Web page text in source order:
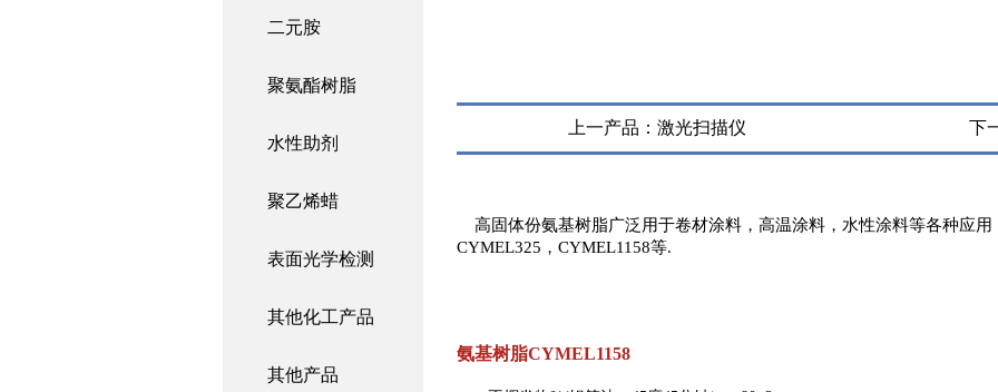
二元胺
聚氨酯树脂
水性助剂
聚乙烯蜡
表面光学检测
其他化工产品
其他产品
上一产品： 激光扫描仪 下
高固体份氨基树脂广泛用于卷材涂料，高温涂料，水性涂料等各种应用
CYMEL325，CYMEL1158等.
氨基树脂CYMEL1158